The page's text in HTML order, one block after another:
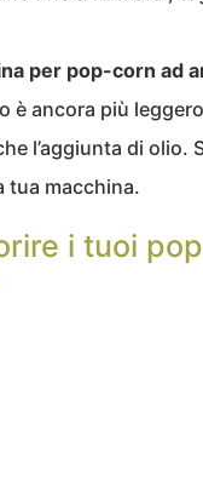
per pop-corn ad
è ancora più
l’aggiunta di olio.
tua macchina.
i tuoi